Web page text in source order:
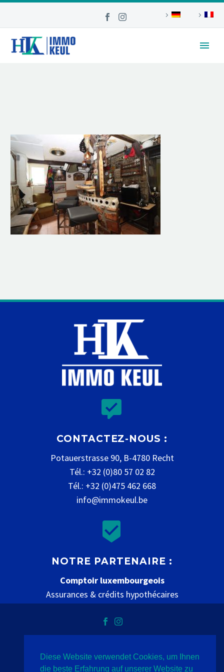


CONTACTEZ-NOUS :
Potauerstrasse 90, B-4780 Recht
Tél.: +32 (0)80 57 02 82
Tél.: +32 (0)475 462 668
info@immokeul.be


NOTRE PARTENAIRE :
Comptoir luxembourgeois
Assurances & crédits hypothécaires
Vie privée mentions légales contact
Diese Website verwendet Cookies, um Ihnen
die beste Erfahrung auf unserer Website zu